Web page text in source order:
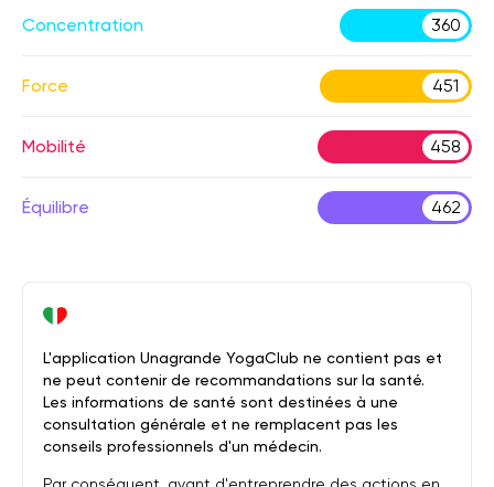
Concentration 360
Force 451
Mobilité 458
Équilibre 462
L'application Unagrande YogaClub ne contient pas et
ne peut contenir de recommandations sur la santé.
Les informations de santé sont destinées à une
consultation générale et ne remplacent pas les
conseils professionnels d'un médecin.